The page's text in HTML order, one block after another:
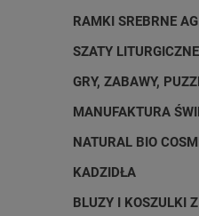
RAMKI SREBRNE AG
SZATY LITURGICZNE
GRY, ZABAWY,
MANUFAKTURA
NATURAL BIO
KADZIDŁA
BLUZY I KOSZULKI